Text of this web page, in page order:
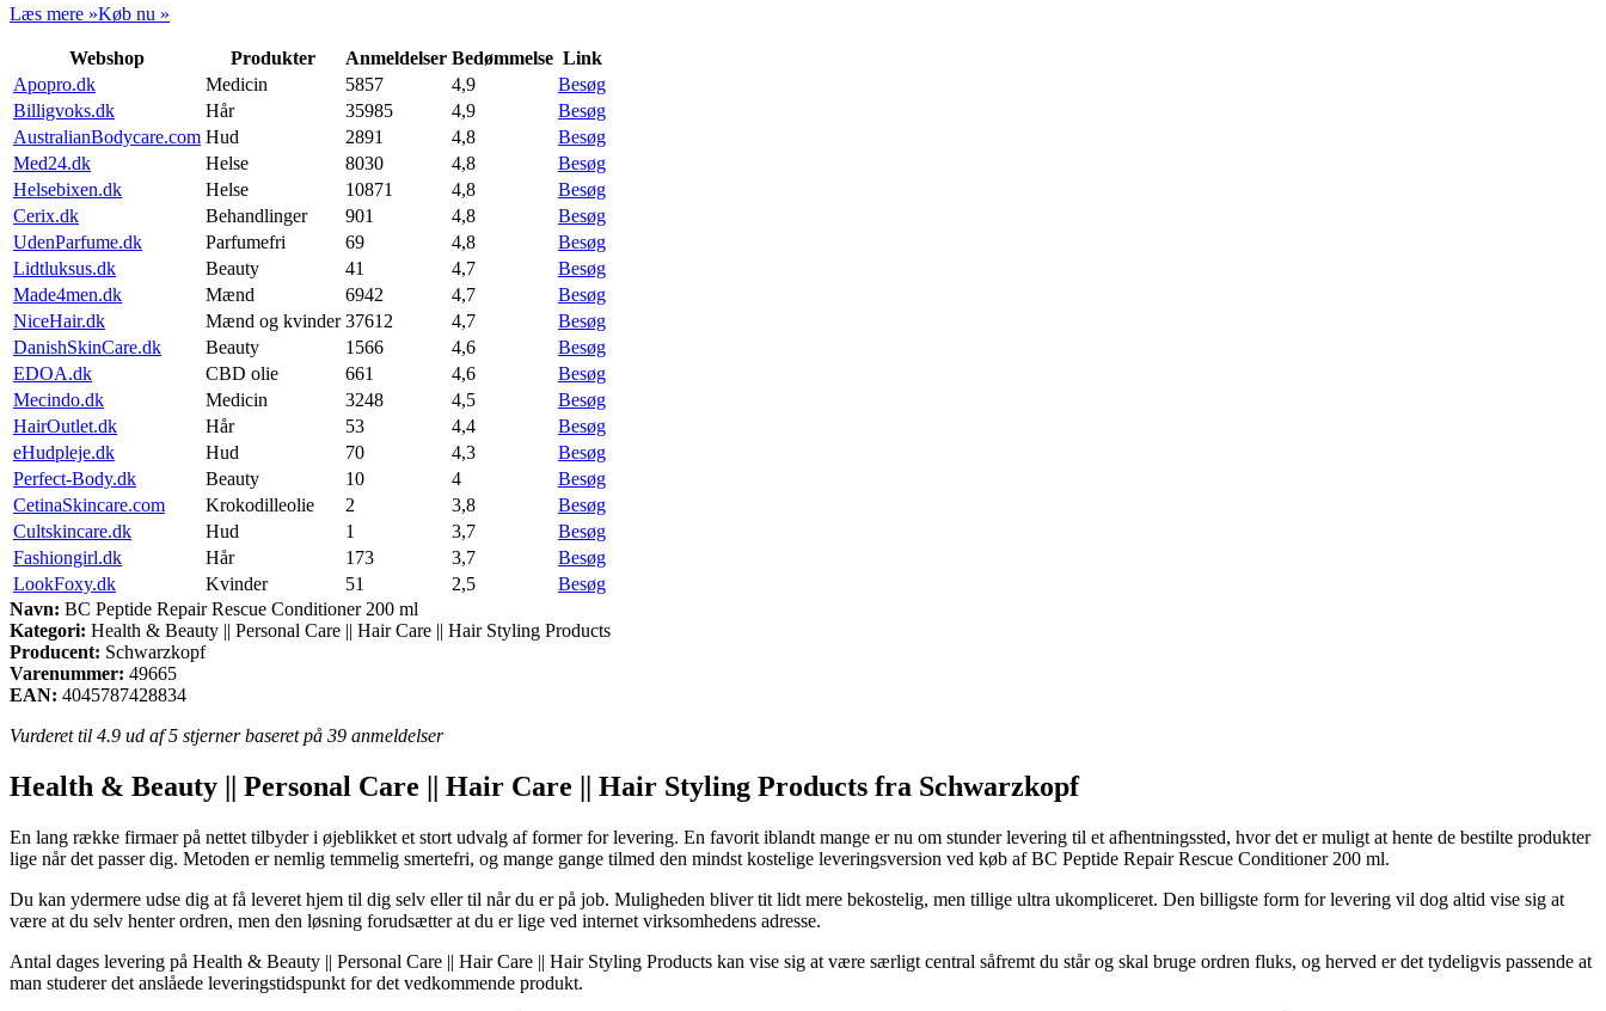
Læs mere »Køb nu »
Webshop Produkter Anmeldelser Bedømmelse Link
Apopro.dk
Medicin 5857 4,9
Besøg
Billigvoks.dk
Hår 35985 4,9
Besøg
AustralianBodycare.com Hud 2891 4,8
Besøg
Med24.dk
Helse 8030 4,8
Besøg
Helsebixen.dk
Helse 10871 4,8
Besøg
Cerix.dk
Behandlinger 901 4,8
Besøg
UdenParfume.dk
Parfumefri 69 4,8
Besøg
Lidtluksus.dk
Beauty 41 4,7
Besøg
Made4men.dk
Mænd 6942 4,7
Besøg
NiceHair.dk
Mænd og kvinder 37612 4,7
Besøg
DanishSkinCare.dk
Beauty 1566 4,6
Besøg
EDOA.dk
CBD olie 661 4,6
Besøg
Mecindo.dk
Medicin 3248 4,5
Besøg
HairOutlet.dk
Hår 53 4,4
Besøg
eHudpleje.dk
Hud 70 4,3
Besøg
Perfect-Body.dk
Beauty 10 4
Besøg
CetinaSkincare.com
Krokodilleolie 2 3,8
Besøg
Cultskincare.dk
Hud 1 3,7
Besøg
Fashiongirl.dk
Hår 173 3,7
Besøg
LookFoxy.dk
Kvinder 51 2,5
Besøg
Navn: BC Peptide Repair Rescue Conditioner 200 ml
Kategori: Health & Beauty || Personal Care || Hair Care || Hair Styling Products
Producent: Schwarzkopf
Varenummer: 49665
EAN: 4045787428834
Vurderet til 4.9 ud af 5 stjerner baseret på 39 anmeldelser
Health & Beauty || Personal Care || Hair Care || Hair Styling Products fra Schwarzkopf
En lang række firmaer på nettet tilbyder i øjeblikket et stort udvalg af former for levering. En favorit iblandt mange er nu om stunder levering til et afhentningssted, hvor det er muligt at hente de bestilte produkter
lige når det passer dig. Metoden er nemlig temmelig smertefri, og mange gange tilmed den mindst kostelige leveringsversion ved køb af BC Peptide Repair Rescue Conditioner 200 ml.
Du kan ydermere udse dig at få leveret hjem til dig selv eller til når du er på job. Muligheden bliver tit lidt mere bekostelig, men tillige ultra ukompliceret. Den billigste form for levering vil dog altid vise sig at
være at du selv henter ordren, men den løsning forudsætter at du er lige ved internet virksomhedens adresse.
Antal dages levering på Health & Beauty || Personal Care || Hair Care || Hair Styling Products kan vise sig at være særligt central såfremt du står og skal bruge ordren fluks, og herved er det tydeligvis passende at
man studerer det anslåede leveringstidspunkt for det vedkommende produkt.